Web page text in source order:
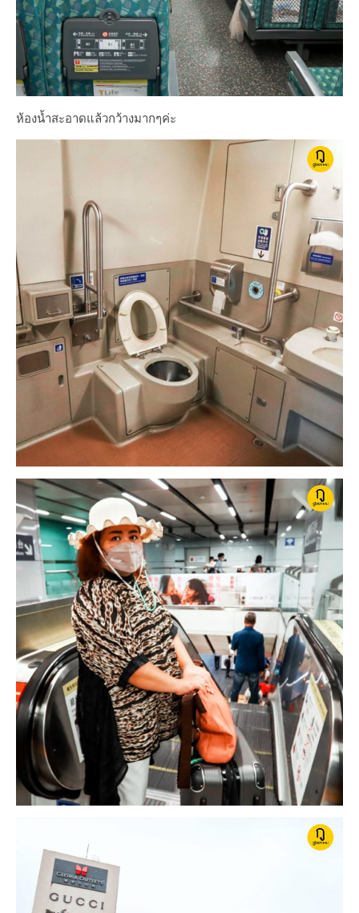
ห้องน้ำสะอาดแล้วกว้างมากๆค่ะ